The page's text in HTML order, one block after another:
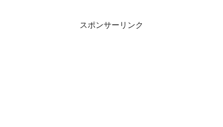
スポンサーリンク